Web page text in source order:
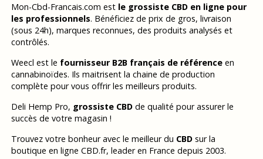
Mon-Cbd-Francais.com est le grossiste CBD en ligne pour
les professionnels. Bénéficiez de prix de gros, livraison
(sous 24h), marques reconnues, des produits analysés et
contrôlés.
Weecl est le fournisseur B2B français de référenceen
cannabinoïdes. Ils maitrisent la chaine de production
complète pour vous offrir les meilleurs produits.
Deli Hemp Pro, grossiste CBDde qualité pour assurer le
succès de votre magasin !
Trouvez votre bonheur avec le meilleur du CBDsur la
boutique en ligne CBD.fr, leader en France depuis 2003.